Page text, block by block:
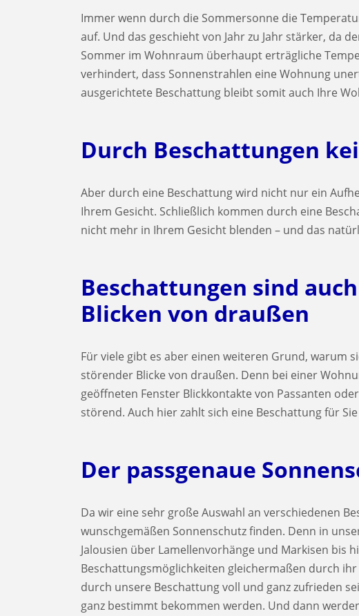
Immer wenn durch die Sommersonne die
auf. Und das geschieht von Jahr zu Jahr stärker, da
Sommer im Wohnraum überhaupt erträgliche
verhindert, dass Sonnenstrahlen eine Wohnung
ausgerichtete Beschattung bleibt somit auch Ihre
Durch Beschattungen
Aber durch eine Beschattung wird nicht nur ein
Ihrem Gesicht. Schließlich kommen durch eine
nicht mehr in Ihrem Gesicht blenden – und das
Beschattungen sind
Blicken von draußen
Für viele gibt es aber einen weiteren Grund, warum
störender Blicke von draußen. Denn bei einer
geöffneten Fenster Blickkontakte von Passanten
störend. Auch hier zahlt sich eine Beschattung für
Der passgenaue
Da wir eine sehr große Auswahl an verschiedenen
wunschgemäßen Sonnenschutz finden. Denn in
Jalousien über Lamellenvorhänge und Markisen bis
Beschattungsmöglichkeiten gleichermaßen durch
durch unsere Beschattung voll und ganz zufrieden
ganz bestimmt bekommen werden. Und dann